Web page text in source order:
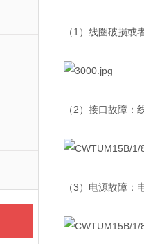
（1）线圈破损或
（2）接口故障：
（3） 电源故障：